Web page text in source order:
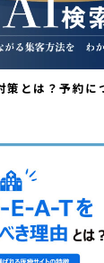
策とは？予約に